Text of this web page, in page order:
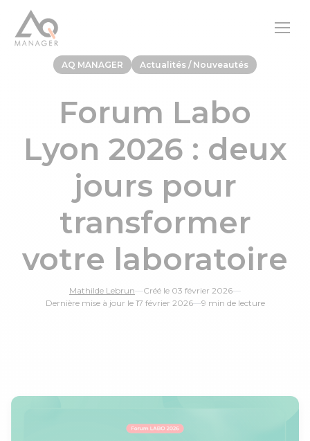
AQ MANAGER Actualités / Nouveautés
Forum Labo
Lyon 2026 : deux
jours pour
transformer
votre laboratoire
Mathilde Lebrun—Créé le 03 février 2026—
Dernière mise à jour le 17 février 2026—9 min de lecture
le 16 Juin de 14h à